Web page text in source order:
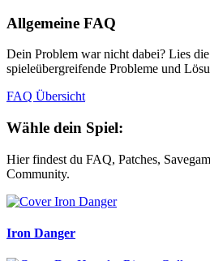
Allgemeine FAQ
Dein Problem war nicht dabei? Lies
spieleübergreifende Probleme und
FAQ Übersicht
Wähle dein Spiel:
Hier findest du FAQ, Patches,
Community.
Iron Danger